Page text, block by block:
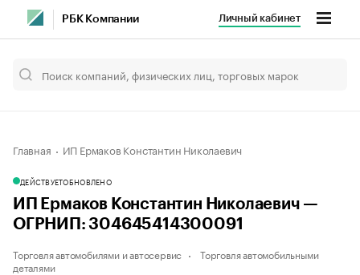
РБК Компании Личный кабинет
Главная ИП Ермаков Константин Николаевич
ДЕЙСТВУЕТОБНОВЛЕНО
ИП Ермаков Константин Николаевич —
ОГРНИП: 304645414300091
Торговля автомобилями и автосервис
Торговля автомобильными
деталями